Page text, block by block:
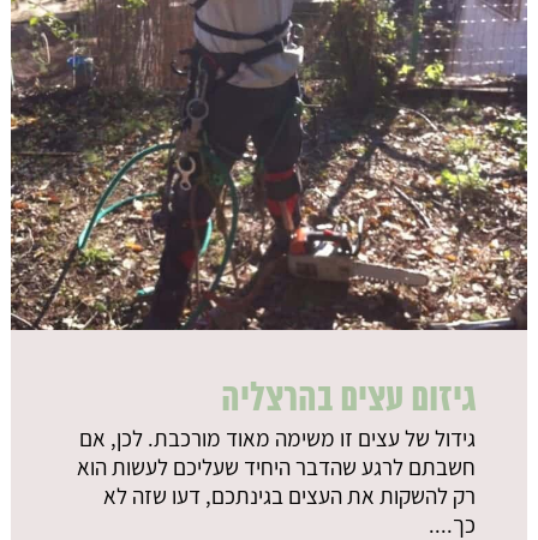
גיזום עצים בהרצליה
גידול של עצים זו משימה מאוד מורכבת. לכן, אם
חשבתם לרגע שהדבר היחיד שעליכם לעשות הוא
רק להשקות את העצים בגינתכם, דעו שזה לא
כך....